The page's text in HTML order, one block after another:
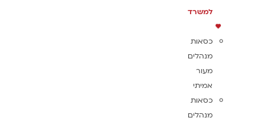
למשרד
כסאות
מנהלים
מעור
אמיתי
כסאות
מנהלים